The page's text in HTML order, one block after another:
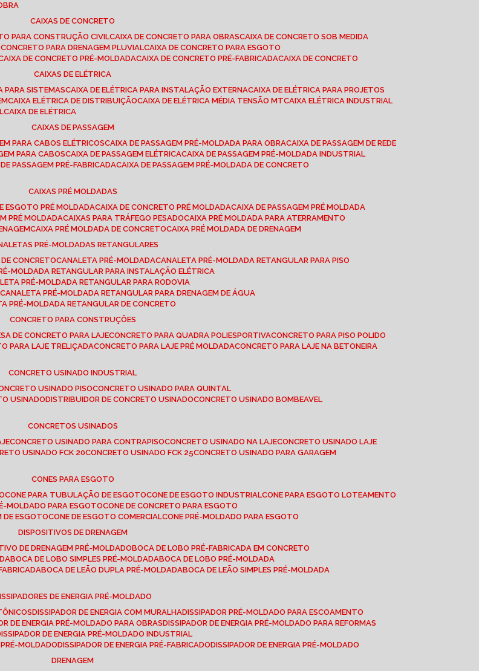
CAIXAS DE CONCRETO
PARA CONSTRUÇÃO CIVIL CAIXA DE CONCRETO PARA OBRAS CAIXA DE CONCRETO SOB MEDIDA
CONCRETO PARA DRENAGEM PLUVIAL CAIXA DE CONCRETO PARA ESGOTO
CAIXA DE CONCRETO PRÉ-MOLDADA CAIXA DE CONCRETO PRÉ-FABRICADA CAIXA DE CONCRETO
CAIXAS DE ELÉTRICA
PARA SISTEMAS CAIXA DE ELÉTRICA PARA INSTALAÇÃO EXTERNA CAIXA DE ELÉTRICA PARA PROJETOS
CAIXA ELÉTRICA DE DISTRIBUIÇÃO CAIXA DE ELÉTRICA MÉDIA TENSÃO MT CAIXA ELÉTRICA INDUSTRIAL
CAIXA DE ELÉTRICA
CAIXAS DE PASSAGEM
PARA CABOS ELÉTRICOS CAIXA DE PASSAGEM PRÉ-MOLDADA PARA OBRA CAIXA DE PASSAGEM DE REDE
PARA CABOS CAIXA DE PASSAGEM ELÉTRICA CAIXA DE PASSAGEM PRÉ-MOLDADA INDUSTRIAL
DE PASSAGEM PRÉ-FABRICADA CAIXA DE PASSAGEM PRÉ-MOLDADA DE CONCRETO
CAIXAS PRÉ MOLDADAS
ESGOTO PRÉ MOLDADA CAIXA DE CONCRETO PRÉ MOLDADA CAIXA DE PASSAGEM PRÉ MOLDADA
PRÉ MOLDADA CAIXAS PARA TRÁFEGO PESADO CAIXA PRÉ MOLDADA PARA ATERRAMENTO
CAIXA PRÉ MOLDADA DE CONCRETO CAIXA PRÉ MOLDADA DE DRENAGEM
PRÉ-MOLDADAS RETANGULARES
CONCRETO CANALETA PRÉ-MOLDADA CANALETA PRÉ-MOLDADA RETANGULAR PARA PISO
MOLDADA RETANGULAR PARA INSTALAÇÃO ELÉTRICA
PRÉ-MOLDADA RETANGULAR PARA RODOVIA
CANALETA PRÉ-MOLDADA RETANGULAR PARA DRENAGEM DE ÁGUA
PRÉ-MOLDADA RETANGULAR DE CONCRETO
CONCRETO PARA CONSTRUÇÕES
DE CONCRETO PARA LAJE CONCRETO PARA QUADRA POLIESPORTIVA CONCRETO PARA PISO POLIDO
PARA LAJE TRELIÇADA CONCRETO PARA LAJE PRÉ MOLDADA CONCRETO PARA LAJE NA BETONEIRA
CONCRETO USINADO INDUSTRIAL
USINADO PISO CONCRETO USINADO PARA QUINTAL
USINADO DISTRIBUIDOR DE CONCRETO USINADO CONCRETO USINADO BOMBEAVEL
CONCRETOS USINADOS
CONCRETO USINADO PARA CONTRAPISO CONCRETO USINADO NA LAJE CONCRETO USINADO LAJE
USINADO FCK 20 CONCRETO USINADO FCK 25 CONCRETO USINADO PARA GARAGEM
CONES PARA ESGOTO
CONE PARA TUBULAÇÃO DE ESGOTO CONE DE ESGOTO INDUSTRIAL CONE PARA ESGOTO LOTEAMENTO
MOLDADO PARA ESGOTO CONE DE CONCRETO PARA ESGOTO
DE ESGOTO CONE DE ESGOTO COMERCIAL CONE PRÉ-MOLDADO PARA ESGOTO
DISPOSITIVOS DE DRENAGEM
DE DRENAGEM PRÉ-MOLDADO BOCA DE LOBO PRÉ-FABRICADA EM CONCRETO
BOCA DE LOBO SIMPLES PRÉ-MOLDADA BOCA DE LOBO PRÉ-MOLDADA
BOCA DE LEÃO DUPLA PRÉ-MOLDADA BOCA DE LEÃO SIMPLES PRÉ-MOLDADA
DE ENERGIA PRÉ-MOLDADO
DISSIPADOR DE ENERGIA COM MURALHA DISSIPADOR PRÉ-MOLDADO PARA ESCOAMENTO
DE ENERGIA PRÉ-MOLDADO PARA OBRAS DISSIPADOR DE ENERGIA PRÉ-MOLDADO PARA REFORMAS
DISSIPADOR DE ENERGIA PRÉ-MOLDADO INDUSTRIAL
PRÉ-MOLDADO DISSIPADOR DE ENERGIA PRÉ-FABRICADO DISSIPADOR DE ENERGIA PRÉ-MOLDADO
DRENAGEM